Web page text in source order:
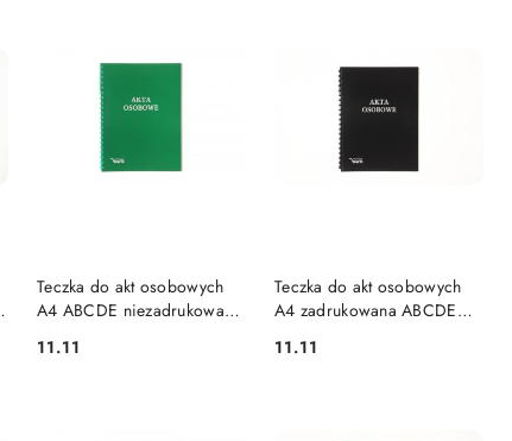
Teczka do akt osobowych
A4 ABCDE niezadrukowana
339-094)
Cena:
11.11
DO KOSZYKA
Teczka do akt osobowych
A4 zadrukowana ABCDE
Cena:
11.11
DO KOSZYKA